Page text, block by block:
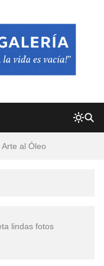
al Óleo
lindas fotos